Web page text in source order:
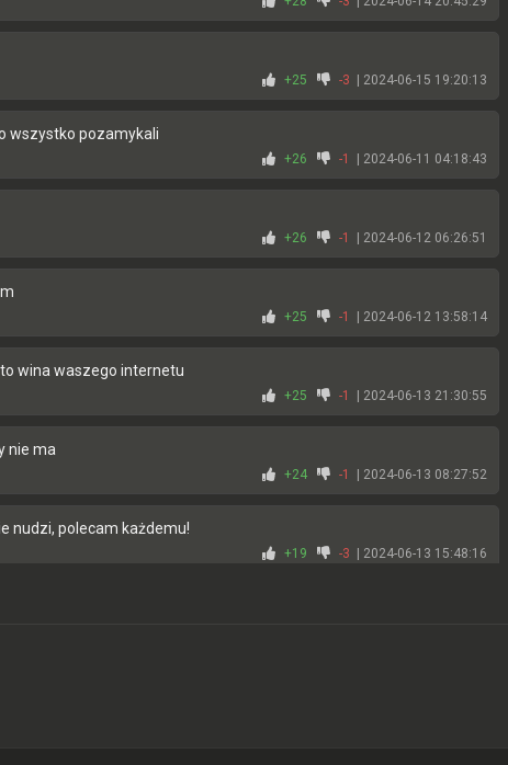
| 2024-06-15 19:20:13
+25 -3
wszystko pozamykali
| 2024-06-11 04:18:43
+26 -1
| 2024-06-12 06:26:51
+26 -1
| 2024-06-12 13:58:14
+25 -1
to wina waszego internetu
| 2024-06-13 21:30:55
+25 -1
nie ma
| 2024-06-13 08:27:52
+24 -1
nudzi, polecam każdemu!
| 2024-06-13 15:48:16
+19 -3
standard niestety